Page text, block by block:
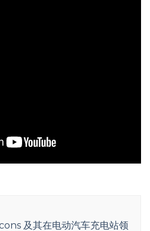
及其在电动汽车充电站领